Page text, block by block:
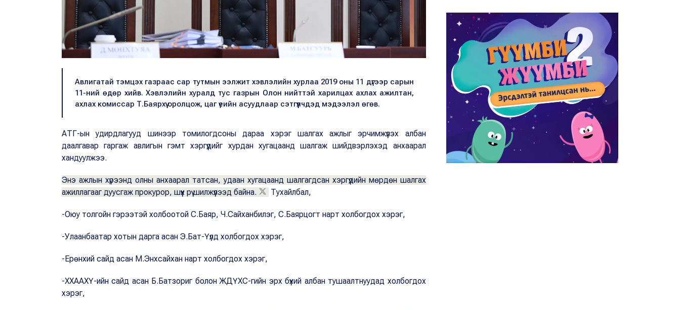
Авлигатай тэмцэх газраас сар тутмын ээлжит хэвлэлийн хурлаа 2019 оны 11 дүгээр сарын
11-ний өдөр хийв. Хэвлэлийн хуралд тус газрын Олон нийттэй харилцах ахлах ажилтан,
ахлах комиссар Т.Баярхүү оролцож, цаг үеийн асуудлаар сэтгүүлчдэд мэдээлэл өгөв.
АТГ-ын удирдлагууд шинээр томилогдсоны дараа хэрэг шалгах ажлыг эрчимжүүлэх албан
даалгавар гаргаж авлигын гэмт хэргүүдийг хурдан хугацаанд шалгаж шийдвэрлэхэд анхаарал
хандуулжээ.
Энэ ажлын хүрээнд олны анхаарал татсан, удаан хугацаанд шалгагдсан хэргүүдийн мөрдөн шалгах
ажиллагааг дуусгаж прокурор, шүүх рүү шилжүүлээд байна.
Тухайлбал,
-Оюу толгойн гэрээтэй холбоотой С.Баяр, Ч.Сайханбилэг, С.Баярцогт нарт холбогдох хэрэг,
-Улаанбаатар хотын дарга асан Э.Бат-Үүлд холбогдох хэрэг,
-Ерөнхий сайд асан М.Энхсайхан нарт холбогдох хэрэг,
-ХХААХҮ-ийн сайд асан Б.Батзориг болон ЖДҮХС-гийн эрх бүхий албан тушаалтнуудад холбогдох
хэрэг,